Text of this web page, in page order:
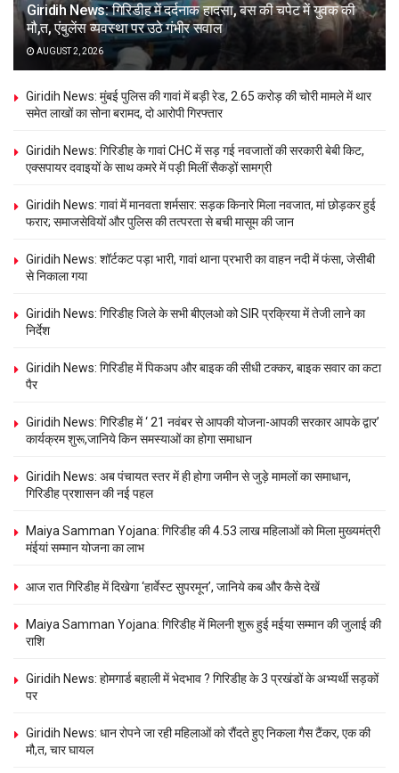
Giridih News: गिरिडीह में दर्दनाक हादसा, बस की चपेट में युवक की
मौ,त, एंबुलेंस व्यवस्था पर उठे गंभीर सवाल
AUGUST 2, 2026
Giridih News: मुंबई पुलिस की गावां में बड़ी रेड, 2.65 करोड़ की चोरी मामले में थार
समेत लाखों का सोना बरामद, दो आरोपी गिरफ्तार
Giridih News: गिरिडीह के गावां CHC में सड़ गई नवजातों की सरकारी बेबी किट,
एक्सपायर दवाइयों के साथ कमरे में पड़ी मिलीं सैकड़ों सामग्री
Giridih News: गावां में मानवता शर्मसार: सड़क किनारे मिला नवजात, मां छोड़कर हुई
फरार; समाजसेवियों और पुलिस की तत्परता से बची मासूम की जान
Giridih News: शॉर्टकट पड़ा भारी, गावां थाना प्रभारी का वाहन नदी में फंसा, जेसीबी
से निकाला गया
Giridih News: गिरिडीह जिले के सभी बीएलओ को SIR प्रक्रिया में तेजी लाने का
निर्देश
Giridih News: गिरिडीह में पिकअप और बाइक की सीधी टक्कर, बाइक सवार का कटा
पैर
Giridih News: गिरिडीह में ‘ 21 नवंबर से आपकी योजना-आपकी सरकार आपके द्वार’
कार्यक्रम शुरू,जानिये किन समस्याओं का होगा समाधान
Giridih News: अब पंचायत स्तर में ही होगा जमीन से जुड़े मामलों का समाधान,
गिरिडीह प्रशासन की नई पहल
Maiya Samman Yojana: गिरिडीह की 4.53 लाख महिलाओं को मिला मुख्यमंत्री
मंईयां सम्मान योजना का लाभ
आज रात गिरिडीह में दिखेगा ‘हार्वेस्ट सुपरमून’, जानिये कब और कैसे देखें
Maiya Samman Yojana: गिरिडीह में मिलनी शुरू हुई मईया सम्मान की जुलाई की
राशि
Giridih News: होमगार्ड बहाली में भेदभाव ? गिरिडीह के 3 प्रखंडों के अभ्यर्थी सड़कों
पर
Giridih News: धान रोपने जा रही महिलाओं को रौंदते हुए निकला गैस टैंकर, एक की
मौ,त, चार घायल